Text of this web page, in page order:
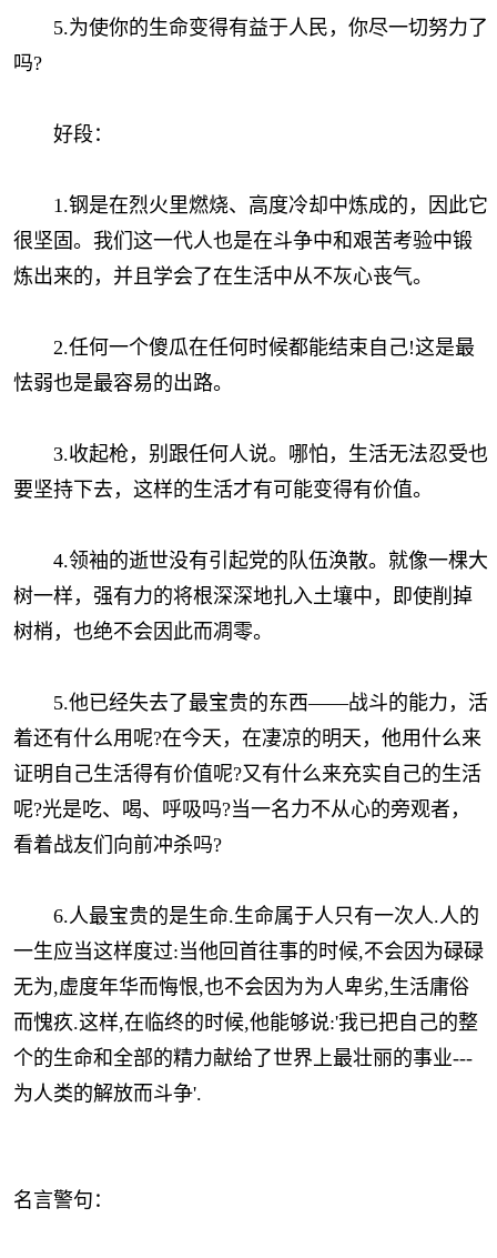
5.为使你的生命变得有益于人民，你尽一切努力了
吗?
好段：
1.钢是在烈火里燃烧、高度冷却中炼成的，因此它
很坚固。我们这一代人也是在斗争中和艰苦考验中锻
炼出来的，并且学会了在生活中从不灰心丧气。
2.任何一个傻瓜在任何时候都能结束自己!这是最
怯弱也是最容易的出路。
3.收起枪，别跟任何人说。哪怕，生活无法忍受也
要坚持下去，这样的生活才有可能变得有价值。
4.领袖的逝世没有引起党的队伍涣散。就像一棵大
树一样，强有力的将根深深地扎入土壤中，即使削掉
树梢，也绝不会因此而凋零。
5.他已经失去了最宝贵的东西——战斗的能力，活
着还有什么用呢?在今天，在凄凉的明天，他用什么来
证明自己生活得有价值呢?又有什么来充实自己的生活
呢?光是吃、喝、呼吸吗?当一名力不从心的旁观者，
看着战友们向前冲杀吗?
6.人最宝贵的是生命.生命属于人只有一次人.人的
一生应当这样度过:当他回首往事的时候,不会因为碌碌
无为,虚度年华而悔恨,也不会因为为人卑劣,生活庸俗
而愧疚.这样,在临终的时候,他能够说:'我已把自己的整
个的生命和全部的精力献给了世界上最壮丽的事业---
为人类的解放而斗争'.
名言警句：